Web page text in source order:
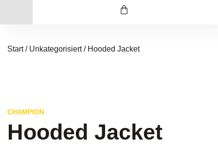
Start/ Unkategorisiert/ Hooded Jacket
CHAMPION
Hooded Jacket